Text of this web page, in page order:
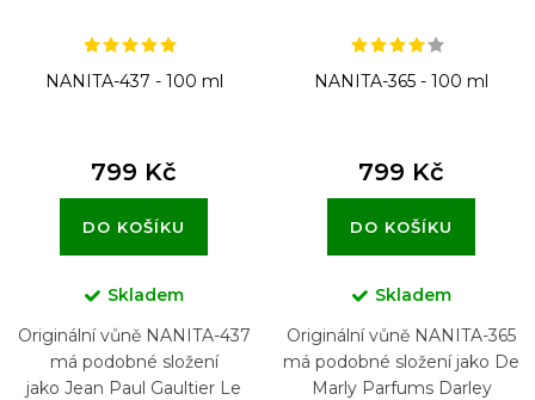
NANITA-437 - 100 ml
799 Kč
DO KOŠÍKU
Skladem
Originální vůně NANITA-437
má podobné složení
jako Jean Paul Gaultier Le
NANITA-365 - 100 ml
799 Kč
DO KOŠÍKU
Skladem
Originální vůně NANITA-365
má podobné složení jako De
Marly Parfums Darley